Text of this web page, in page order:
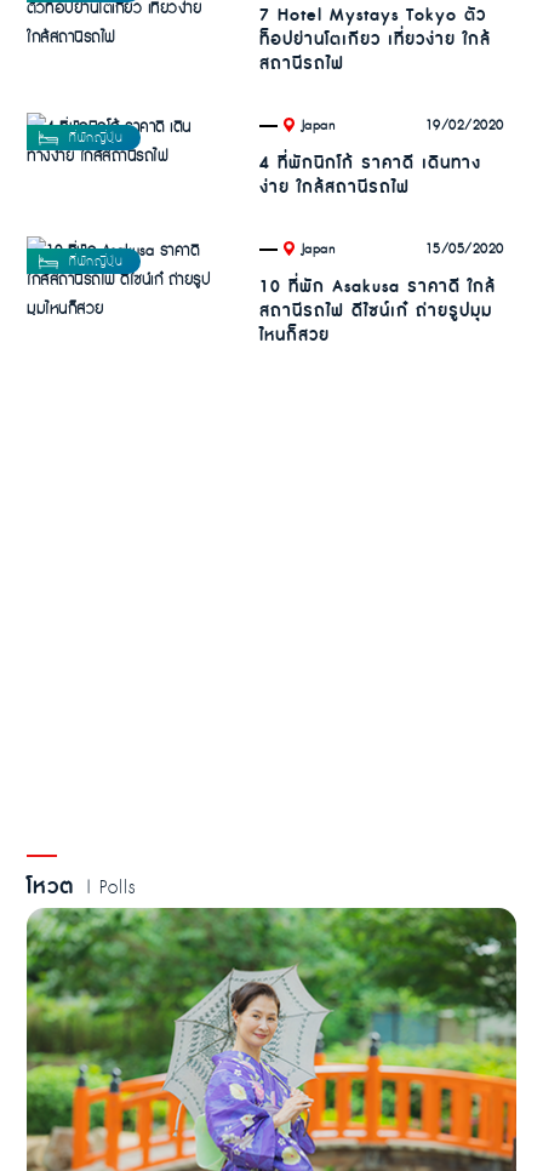
7 Hotel Mystays Tokyo ตัว
ท็อปย่านโตเกียว เที่ยวง่าย ใกล้
สถานีรถไฟ
. Japan 19/02/2020
4 ที่พักนิกโก้ ราคาดี เดินทาง
ง่าย ใกล้สถานีรถไฟ
. Japan 15/05/2020
10 ที่พัก Asakusa ราคาดี ใกล้
สถานีรถไฟ ดีไซน์เก๋ ถ่ายรูปมุม
ไหนก็สวย
โหวต | Polls